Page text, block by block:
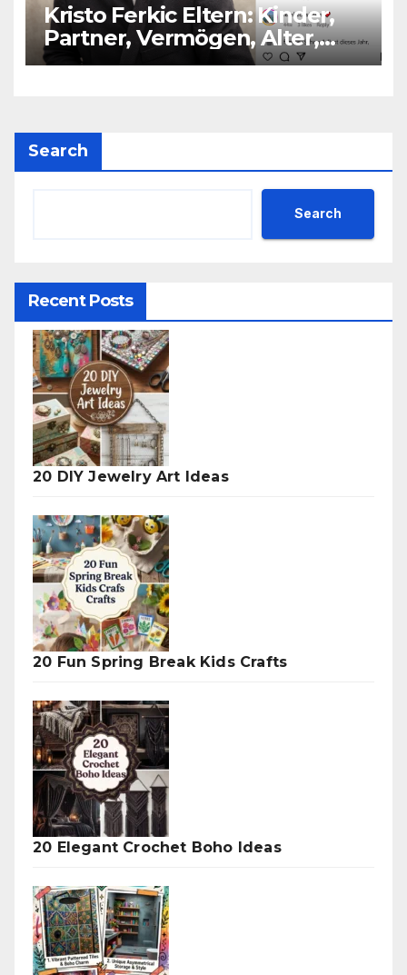
Kristo Ferkic Eltern: Kinder,
Partner, Vermögen, Alter,
Größe
Search
Search
Recent Posts
20 DIY Jewelry Art Ideas
20 Fun Spring Break Kids Crafts
20 Elegant Crochet Boho Ideas